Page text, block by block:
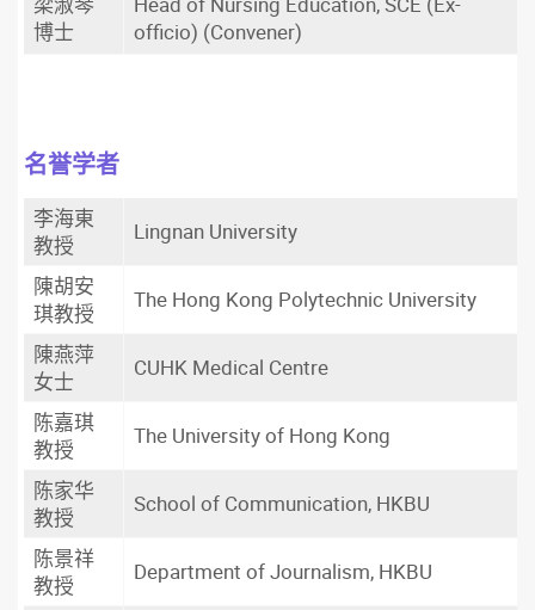
博士
officio) (Convener)
名誉学者
李海東
教授
Lingnan University
陳胡安
琪教授
The Hong Kong Polytechnic University
陳燕萍
女士
CUHK Medical Centre
陈嘉琪
教授
The University of Hong Kong
陈家华
教授
School of Communication, HKBU
陈景祥
教授
Department of Journalism, HKBU